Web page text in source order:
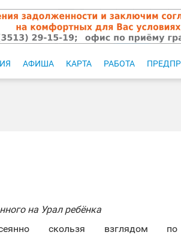
АФИША КАРТА РАБОТА
на Урал ребёнка
скользя взглядом